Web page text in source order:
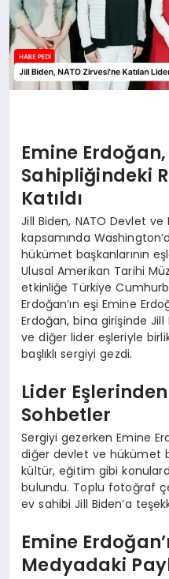
EKONOMI
TEKNOLOJI
Emine
Sahipliğindeki
Katıldı
Jill Biden, NATO Devlet ve
kapsamında
hükümet başkanlarının
Ulusal Amerikan Tarihi
etkinliğe Türkiye
Erdoğan’ın eşi Emine
Erdoğan, bina girişinde Jill
ve diğer lider eşleriyle
başlıklı sergiyi gezdi.
Lider
Sohbetler
Sergiyi gezerken Emine
diğer devlet ve hükümet
kültür, eğitim gibi
bulundu. Toplu fotoğraf
ev sahibi Jill Biden’a
Emine
Medyadaki